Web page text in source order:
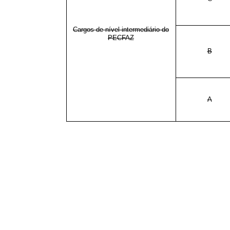
Cargos de nível intermediário do
PECFAZ
B
A